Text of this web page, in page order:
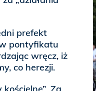
prefekt
pontyfikatu
wręcz, iż
co herezji.